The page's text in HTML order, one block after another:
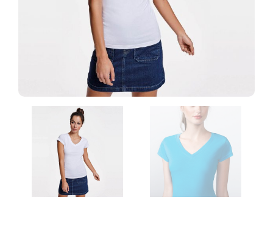
Control de archivos
Al realizar tu pedido de personalización te